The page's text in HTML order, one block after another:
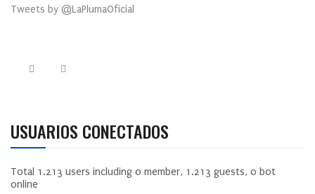
Tweets by @LaPlumaOficial
USUARIOS CONECTADOS
Total 1.213 users including 0 member, 1.213 guests, 0 bot
online